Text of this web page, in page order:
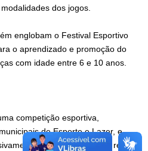
dos jogos.
englobam o Festival Esportivo
o aprendizado e promoção do
com idade entre 6 e 10 anos.
competição esportiva,
de Esporte e Lazer, e
aos estudantes da rede